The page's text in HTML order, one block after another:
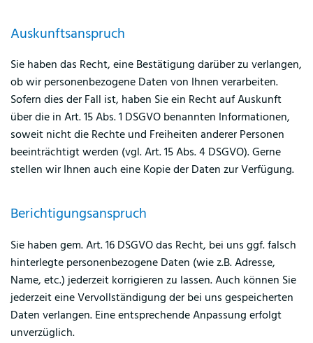
Auskunftsanspruch
Sie haben das Recht, eine Bestätigung darüber zu verlangen,
ob wir personenbezogene Daten von Ihnen verarbeiten.
Sofern dies der Fall ist, haben Sie ein Recht auf Auskunft
über die in Art. 15 Abs. 1 DSGVO benannten Informationen,
soweit nicht die Rechte und Freiheiten anderer Personen
beeinträchtigt werden (vgl. Art. 15 Abs. 4 DSGVO). Gerne
stellen wir Ihnen auch eine Kopie der Daten zur Verfügung.
Berichtigungsanspruch
Sie haben gem. Art. 16 DSGVO das Recht, bei uns ggf. falsch
hinterlegte personenbezogene Daten (wie z.B. Adresse,
Name, etc.) jederzeit korrigieren zu lassen. Auch können Sie
jederzeit eine Vervollständigung der bei uns gespeicherten
Daten verlangen. Eine entsprechende Anpassung erfolgt
unverzüglich.